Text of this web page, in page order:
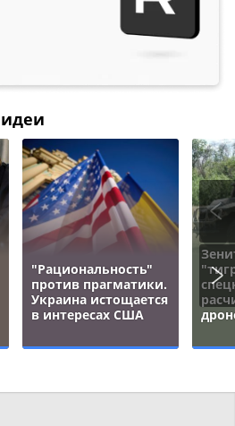
"Рациональность"
против прагматики.
Украина истощается
в интересах США